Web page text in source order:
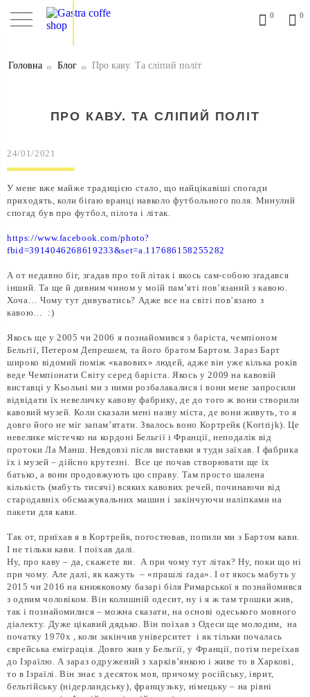
0 0
Головна Блог Про каву. Та сліпий політ
ПРО КАВУ. ТА СЛІПИЙ ПОЛІТ
24/01/2021
У мене вже майже традицією стало, що найцікавіші спогади
приходять, коли бігаю вранці навколо футбольного поля. Минулий
спогад був про футбол, пілота і літак.
https://www.facebook.com/photo?
fbid=3914046268619233&set=a.117686158255282
А от недавно біг, згадав про той літак і якось сам-собою згадався
інший. Та ще й дивним чином у моїй пам’яті пов’язаний з кавою.
Хоча… Чому тут дивуватись? Адже все на світі пов’язано з
кавою… :)
Якось ще у 2005 чи 2006 я познайомився з баріста, чемпіоном
Бельгії, Петером Депрешем, та його братом Бартом. Зараз Барт
широко відомий поміж «кавових» людей, адже він уже кілька років
веде Чемпіонати Світу серед баріста. Якось у 2009 на кавовій
виставці у Кьольні ми з ними розбалакалися і вони мене запросили
відвідати їх невеличку кавову фабрику, де до того ж вони створили
кавовий музей. Коли сказали мені назву міста, де вони живуть, то я
довго його не міг запам’ятати. Звалось воно Кортрейк (Kortrijk). Це
невелике містечко на кордоні Бельгії і Франції, неподалік від
протоки Ла Манш. Невдовзі після виставки я туди заїхав. І фабрика
їх і музей – дійсно крутезні. Все це почав створювати ще їх
батько, а вони продовжують цю справу. Там просто шалена
кількість (мабуть тисячі) всяких кавових речей, починаючи від
стародавніх обсмажувальних машин і закінчуючи наліпками на
пакети для кави.
Так от, приїхав я в Кортрейк, погостював, попили ми з Бартом кави.
І не тільки кави. І поїхав далі.
Ну, про каву – да, скажете ви. А при чому тут літак? Ну, поки що ні
при чому. Але далі, як кажуть – «прашлі ґада». І от якось мабуть у
2015 чи 2016 на книжковому базарі біля Римарської я познайомився
з одним чоловіком. Він колишній одесит, ну і я ж там трошки жив,
так і познайомилися – можна сказати, на основі одеського мовного
діалекту. Дуже цікавий дядько. Він поїхав з Одеси ще молодим, на
початку 1970х , коли закінчив університет і як тільки почалась
єврейська еміграція. Довго жив у Бельгії, у Франції, потім переїхав
до Ізраїлю. А зараз одружений з харків’янкою і живе то в Харкові,
то в Ізраїлі. Він знає з десяток мов, причому російську, іврит,
бельгійську (нідерландську), французьку, німецьку – на рівні